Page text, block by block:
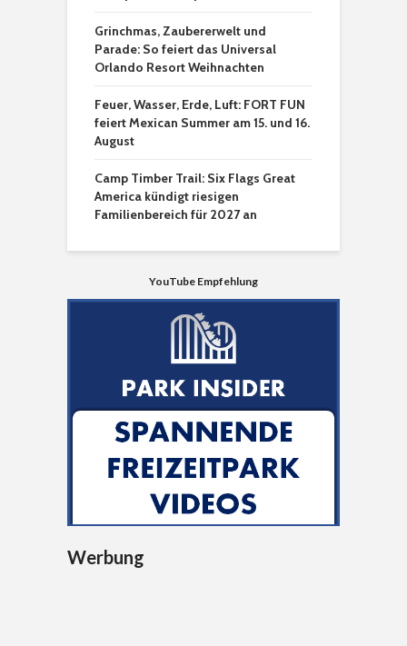
Grinchmas, Zaubererwelt und
Parade: So feiert das Universal
Orlando Resort Weihnachten
Feuer, Wasser, Erde, Luft: FORT FUN
feiert Mexican Summer am 15. und 16.
August
Camp Timber Trail: Six Flags Great
America kündigt riesigen
Familienbereich für 2027 an
YouTube Empfehlung
Werbung